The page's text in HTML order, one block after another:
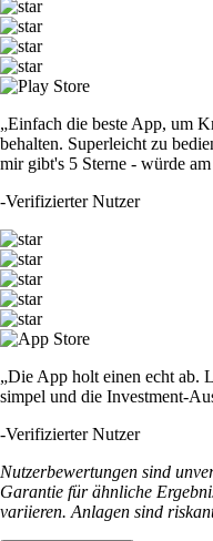
„Einfach die beste App, um
behalten. Superleicht zu
mir gibt's 5 Sterne - würde
-Verifizierter Nutzer
„Die App holt einen echt ab.
simpel und die Investment-
-Verifizierter Nutzer
Nutzerbewertungen sind
Garantie für ähnliche
variieren. Anlagen sind